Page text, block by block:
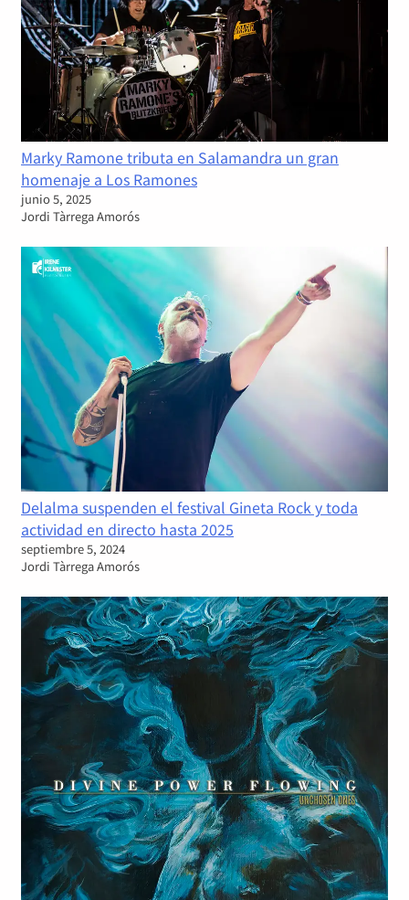
Marky Ramone tributa en Salamandra un gran
homenaje a Los Ramones
junio 5, 2025
Jordi Tàrrega Amorós
Delalma suspenden el festival Gineta Rock y toda
actividad en directo hasta 2025
septiembre 5, 2024
Jordi Tàrrega Amorós